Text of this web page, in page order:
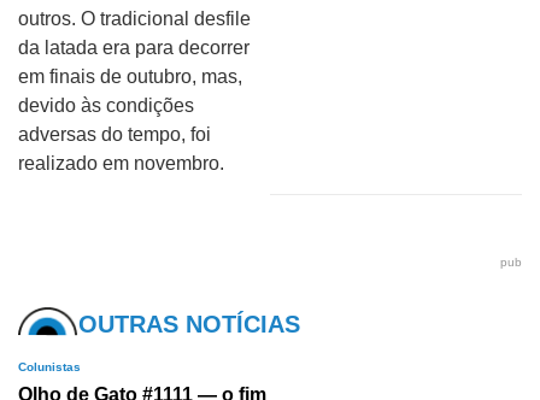
outros. O tradicional desfile
da latada era para decorrer
em finais de outubro, mas,
devido às condições
adversas do tempo, foi
realizado em novembro.
pub
OUTRAS NOTÍCIAS
Colunistas
Olho de Gato #1111 — o fim